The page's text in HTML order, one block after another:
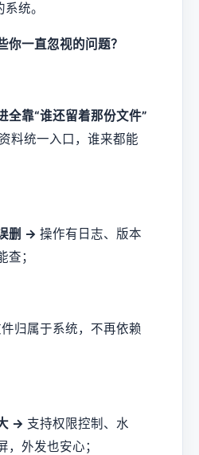
统。
你一直忽视的问题？
全靠“谁还留着那份文件”
料统一入口，谁来都能
删 → 操作有日志、版本
；
归属于系统，不再依赖
→ 支持权限控制、水
，外发也安心；